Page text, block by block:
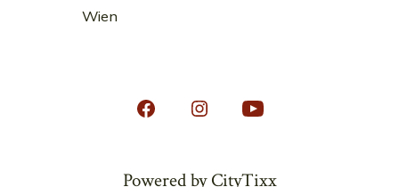
Wien
Apri
in
Apri
in
Apri
in
Powered by CityTixx